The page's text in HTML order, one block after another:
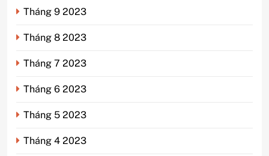
Tháng 9 2023
Tháng 8 2023
Tháng 7 2023
Tháng 6 2023
Tháng 5 2023
Tháng 4 2023